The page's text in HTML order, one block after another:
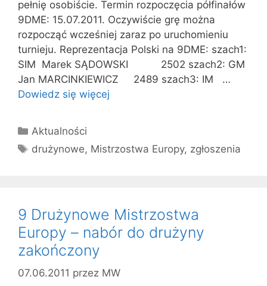
pełnię osobiście. Termin rozpoczęcia półfinałów
9DME: 15.07.2011. Oczywiście grę można
rozpocząć wcześniej zaraz po uruchomieniu
turnieju. Reprezentacja Polski na 9DME: szach1:
SIM Marek SĄDOWSKI 2502 szach2: GM
Jan MARCINKIEWICZ 2489 szach3: IM …
Dowiedz się więcej
Kategorie
Aktualności
Tagi
drużynowe, Mistrzostwa Europy, zgłoszenia
9 Drużynowe Mistrzostw​a
Europy – nabór do drużyny
zakończony
07.06.2011 przez MW